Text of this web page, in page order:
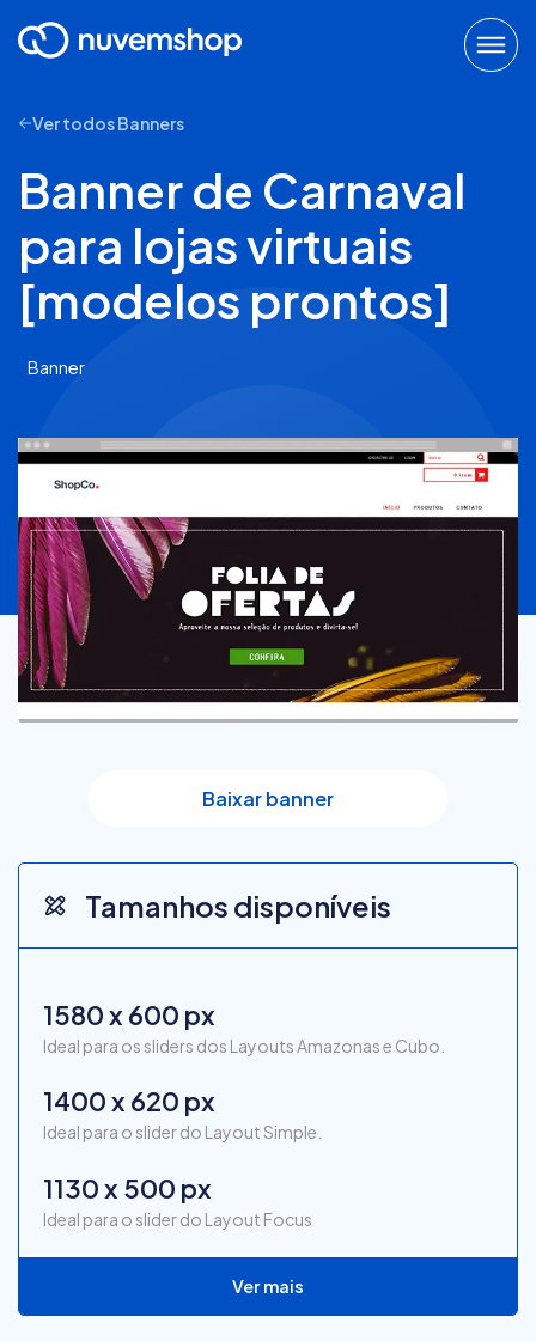
Ver todos Banners
Banner de Carnaval
para lojas virtuais
[modelos prontos]
Banner
Baixar banner
Tamanhos disponíveis
1580 x 600 px
Ideal para os sliders dos Layouts Amazonas e Cubo.
1400 x 620 px
Ideal para o slider do Layout Simple.
1130 x 500 px
Ideal para o slider do Layout Focus
Ver mais